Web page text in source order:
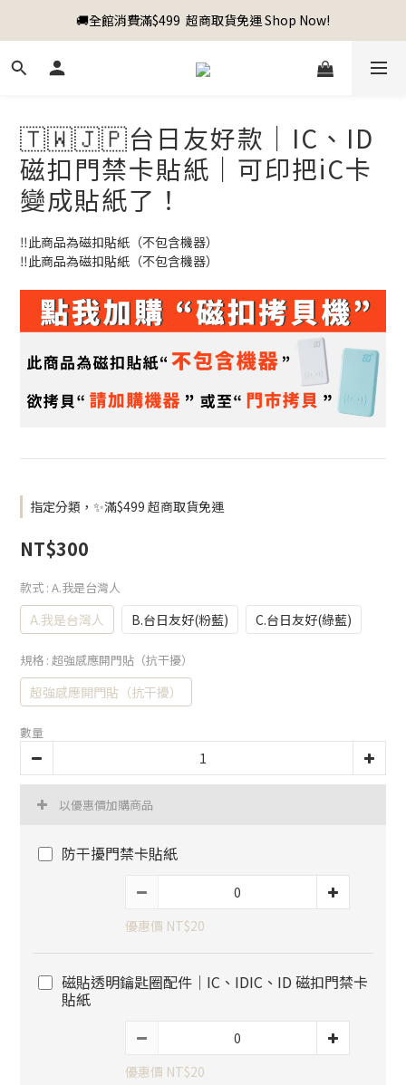
🚚全館消費滿$499  超商取貨免運 Shop Now!
🇹🇼🇯🇵台日友好款｜IC、ID
磁扣門禁卡貼紙｜可印把iC卡
變成貼紙了！
‼️此商品為磁扣貼紙（不包含機器）
‼️此商品為磁扣貼紙（不包含機器）
指定分類，✨滿$499 超商取貨免運
NT$300
款式 : A.我是台灣人
A.我是台灣人 B.台日友好(粉藍) C.台日友好(綠藍)
規格 : 超強感應開門貼（抗干擾）
超強感應開門貼（抗干擾）
數量
以優惠價加購商品
防干擾門禁卡貼紙
優惠價 NT$20
磁貼透明鑰匙圈配件｜IC、IDIC、ID 磁扣門禁卡
貼紙
優惠價 NT$20